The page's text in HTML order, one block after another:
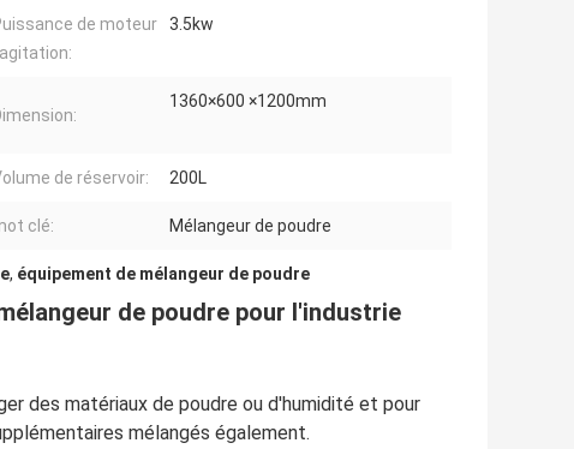
de moteur
3.5kw
1360×600 ×1200mm
de réservoir: 200L
clé: Mélangeur de poudre
, équipement de mélangeur de poudre
de poudre pour l'industrie
des matériaux de poudre ou d'humidité et pour
mélangés également.